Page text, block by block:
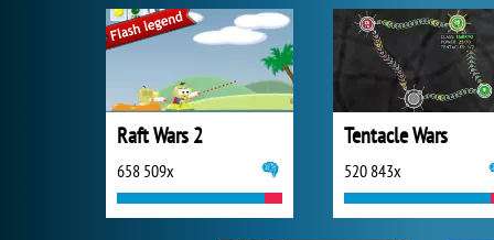
Raft Wars 2
658 509x
Tentacle Wars
520 843x